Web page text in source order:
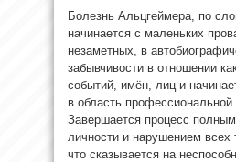
Болезнь Альцгеймера, по
начинается с маленьких
незаметных, в
забывчивости в отношении
событий, имён, лиц и
в область профессиональной
Завершается процесс
личности и нарушением всех
что сказывается на